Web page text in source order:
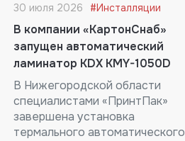
30 июля 2026 #Инсталляции
В компании «КартонСнаб»
запущен автоматический
ламинатор KDX KMY-1050D
В Нижегородской области
специалистами «ПринтПак»
завершена установка
термального автоматического